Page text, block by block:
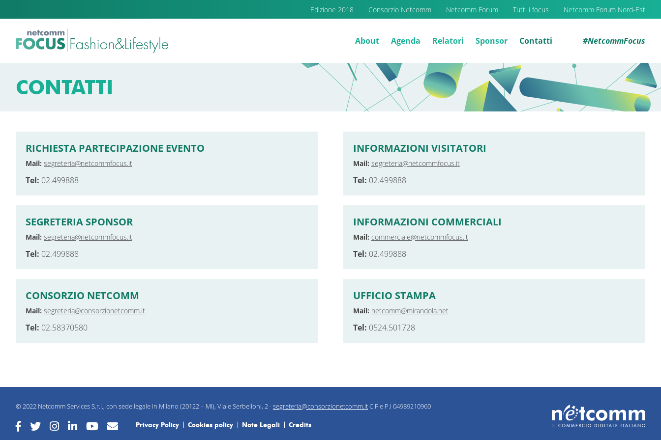
Edizione 2018 Consorzio Netcomm Netcomm Forum Tutti i focus Netcomm Forum Nord-Est
About Agenda Relatori Sponsor Contatti #NetcommFocus
CONTATTI
RICHIESTA PARTECIPAZIONE EVENTO
Mail: segreteria@netcommfocus.it
Tel: 02.499888
INFORMAZIONI VISITATORI
Mail: segreteria@netcommfocus.it
Tel: 02.499888
SEGRETERIA SPONSOR
Mail: segreteria@netcommfocus.it
Tel: 02.499888
INFORMAZIONI COMMERCIALI
Mail: commerciale@netcommfocus.it
Tel: 02.499888
CONSORZIO NETCOMM
Mail: segreteria@consorzionetcomm.it
Tel: 02.58370580
UFFICIO STAMPA
Mail: netcomm@mirandola.net
Tel: 0524.501728
© 2022 Netcomm Services S.r.l., con sede legale in Milano (20122 – MI), Viale Serbelloni, 2 -segreteria@consorzionetcomm.itC.F e P.I 04989210960
Privacy Policy Cookies policy Note Legali Credits